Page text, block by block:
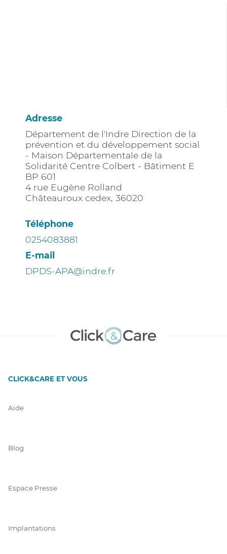
Adresse
Département de l'Indre Direction de la
prévention et du développement social
- Maison Départementale de la
Solidarité Centre Colbert - Bâtiment E
BP 601
4 rue Eugène Rolland
Châteauroux cedex, 36020
Téléphone
0254083881
E-mail
DPDS-APA@indre.fr
CLICK&CARE ET VOUS
Aide
Blog
Espace Presse
Implantations